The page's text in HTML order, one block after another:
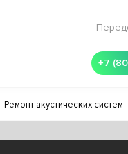
+7
Ремонт акустических систем